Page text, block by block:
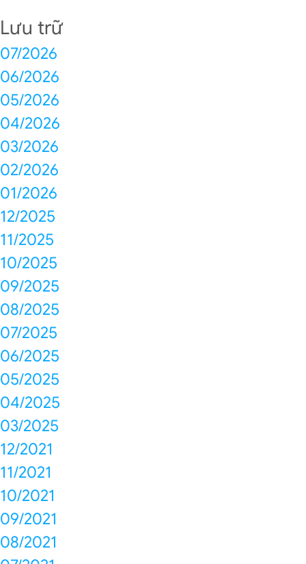
Lưu trữ
07/2026
06/2026
05/2026
04/2026
03/2026
02/2026
01/2026
12/2025
11/2025
10/2025
09/2025
08/2025
07/2025
06/2025
05/2025
04/2025
03/2025
12/2021
11/2021
10/2021
09/2021
08/2021